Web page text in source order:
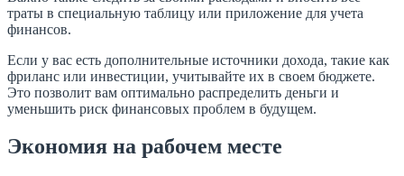
траты в специальную таблицу или приложение для учета
финансов.
Если у вас есть дополнительные источники дохода, такие как
фриланс или инвестиции, учитывайте их в своем бюджете.
Это позволит вам оптимально распределить деньги и
уменьшить риск финансовых проблем в будущем.
Экономия на рабочем месте